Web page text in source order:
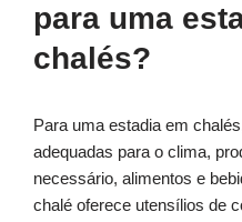
para uma
chalés?
Para uma estadia em
adequadas para o clima,
necessário, alimentos e
chalé oferece utensílios de